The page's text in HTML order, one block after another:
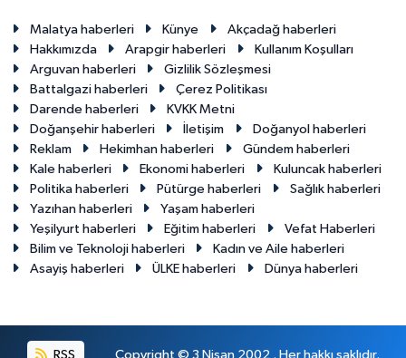
Malatya haberleri Künye
Akçadağ haberleri
Hakkımızda
Arapgir haberleri
Kullanım Koşulları
Arguvan haberleri
Gizlilik Sözleşmesi
Battalgazi haberleri
Çerez Politikası
Darende haberleri
KVKK Metni
Doğanşehir haberleri
İletişim
Doğanyol haberleri
Reklam
Hekimhan haberleri
Gündem haberleri
Kale haberleri
Ekonomi haberleri
Kuluncak haberleri
Politika haberleri
Pütürge haberleri
Sağlık haberleri
Yazıhan haberleri
Yaşam haberleri
Yeşilyurt haberleri
Eğitim haberleri
Vefat Haberleri
Bilim ve Teknoloji haberleri
Kadın ve Aile haberleri
Asayiş haberleri
ÜLKE haberleri Dünya haberleri
RSS Copyright © 3 Nisan 2002 . Her hakkı saklıdır.